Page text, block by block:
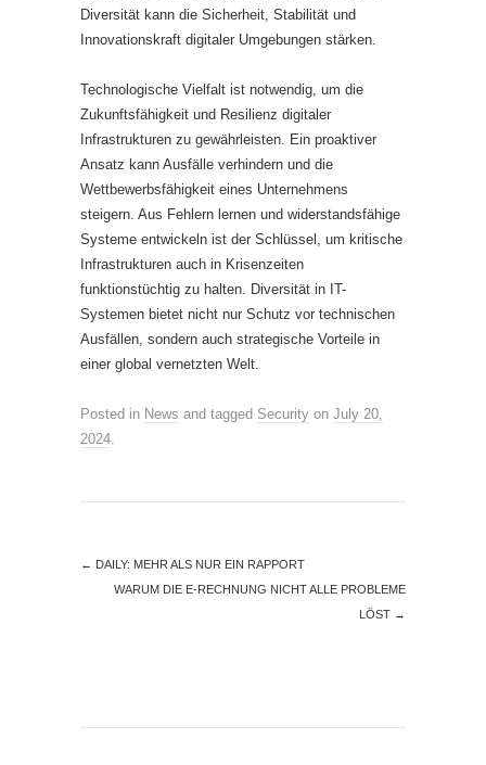
Diversität kann die Sicherheit, Stabilität und
Innovationskraft digitaler Umgebungen stärken.
Technologische Vielfalt ist notwendig, um die
Zukunftsfähigkeit und Resilienz digitaler
Infrastrukturen zu gewährleisten. Ein proaktiver
Ansatz kann Ausfälle verhindern und die
Wettbewerbsfähigkeit eines Unternehmens
steigern. Aus Fehlern lernen und widerstandsfähige
Systeme entwickeln ist der Schlüssel, um kritische
Infrastrukturen auch in Krisenzeiten
funktionstüchtig zu halten. Diversität in IT-
Systemen bietet nicht nur Schutz vor technischen
Ausfällen, sondern auch strategische Vorteile in
einer global vernetzten Welt.
Posted in News and tagged Security on July 20,
2024.
← DAILY: MEHR ALS NUR EIN RAPPORT
WARUM DIE E-RECHNUNG NICHT ALLE PROBLEME
LÖST →